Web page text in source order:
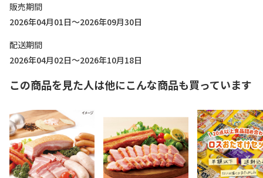
販売期間
2026年04月01日～2026年09月30日
配送期間
2026年04月02日～2026年10月18日
この商品を見た人は他にこんな商品も買っています